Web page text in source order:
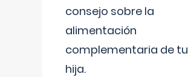
consejo sobre la
alimentación
complementaria de tu
hija.